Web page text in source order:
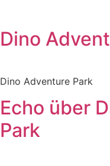
Dino
Dino Adventure Park
Echo über
Park